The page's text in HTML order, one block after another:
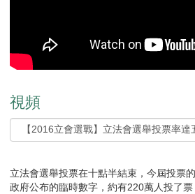
視頻
立法會選舉投票在十點半結束，今屆投票
政府公布的臨時數字，約有220萬人投了票